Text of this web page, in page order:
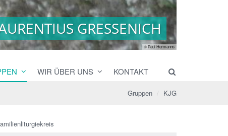
© Paul Hermanns
GRESSENICH
GRESSENICH
WIR ÜBER UNS KONTAKT
Gruppen KJG